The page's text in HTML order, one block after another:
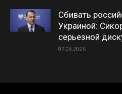
Сбивать
Украиной:
серьезной
07.08.2026